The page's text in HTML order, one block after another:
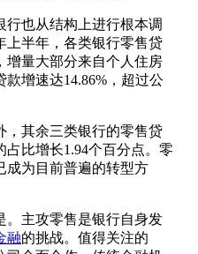
也从结构上进行根本调
上半年，各类银行零售贷
增量大部分来自个人住房
增速达14.86%，超过公
其余三类银行的零售贷
比增长1.94个百分点。零
成为目前普遍的转型方
主攻零售是银行自身发
融的挑战。值得关注的